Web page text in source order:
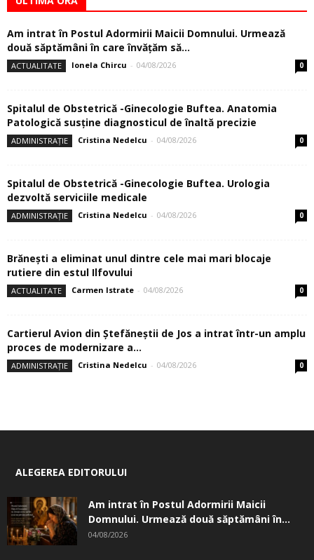
Am intrat în Postul Adormirii Maicii Domnului. Urmează
două săptămâni în care învăţăm să...
ACTUALITATE Ionela Chircu - 04/08/2026 0
Spitalul de Obstetrică -Ginecologie Buftea. Anatomia
Patologică susţine diagnosticul de înaltă precizie
ADMINISTRAȚIE Cristina Nedelcu - 04/08/2026 0
Spitalul de Obstetrică -Ginecologie Buftea. Urologia
dezvoltă serviciile medicale
ADMINISTRAȚIE Cristina Nedelcu - 04/08/2026 0
Brănești a eliminat unul dintre cele mai mari blocaje
rutiere din estul Ilfovului
ACTUALITATE Carmen Istrate - 04/08/2026 0
Cartierul Avion din Ştefăneştii de Jos a intrat într-un amplu
proces de modernizare a...
ADMINISTRAȚIE Cristina Nedelcu - 04/08/2026 0
ALEGEREA EDITORULUI
Am intrat în Postul Adormirii Maicii
Domnului. Urmează două săptămâni în...
04/08/2026